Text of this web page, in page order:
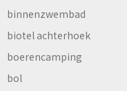
binnenzwembad
biotel achterhoek
boerencamping
bol